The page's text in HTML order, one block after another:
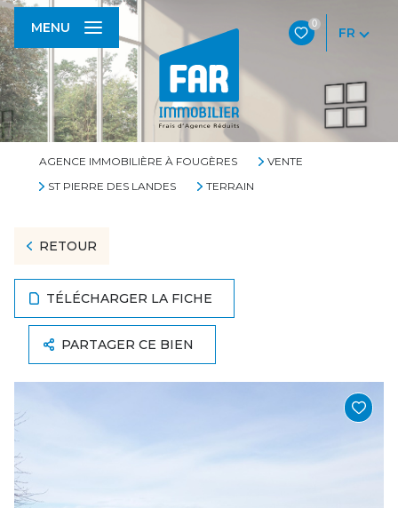
0
FR
MENU
AGENCE IMMOBILIÈRE À FOUGÈRES
VENTE
ST PIERRE DES LANDES
TERRAIN
RETOUR
TÉLÉCHARGER LA FICHE
PARTAGER CE BIEN